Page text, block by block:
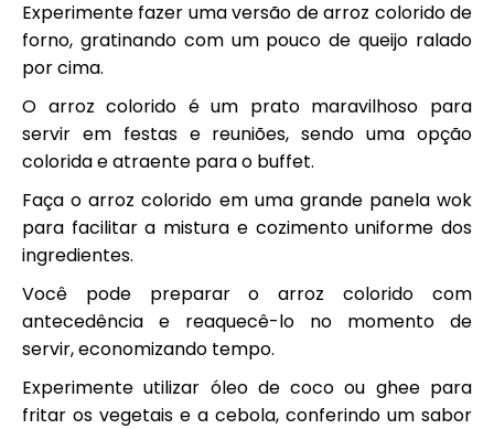
Experimente fazer uma versão de arroz colorido de
forno, gratinando com um pouco de queijo ralado
por cima.
O arroz colorido é um prato maravilhoso para
servir em festas e reuniões, sendo uma opção
colorida e atraente para o buffet.
Faça o arroz colorido em uma grande panela wok
para facilitar a mistura e cozimento uniforme dos
ingredientes.
Você pode preparar o arroz colorido com
antecedência e reaquecê-lo no momento de
servir, economizando tempo.
Experimente utilizar óleo de coco ou ghee para
fritar os vegetais e a cebola, conferindo um sabor